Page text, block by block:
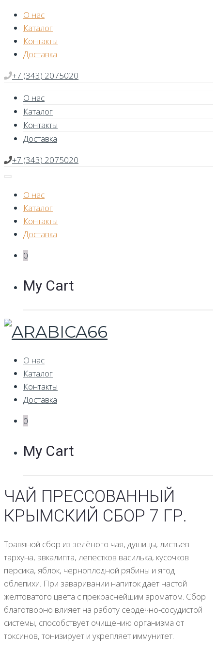
Skip
content
О нас
Каталог
Контакты
Доставка
+7 (343) 2075020
О нас
Каталог
Контакты
Доставка
+7 (343) 2075020
О нас
Каталог
Контакты
Доставка
0
My Cart
О нас
Каталог
Контакты
Доставка
0
My Cart
ЧАЙ ПРЕССОВАННЫЙ
КРЫМСКИЙ СБОР 7 ГР.
Травяной сбор из зелёного чая, душицы, листьев
тархуна, эвкалипта, лепестков василька, кусочков
персика, яблок, черноплодной рябины и ягод
облепихи. При заваривании напиток даёт настой
желтоватого цвета с прекраснейшим ароматом. Сбор
благотворно влияет на работу сердечно-сосудистой
системы, способствует очищению организма от
токсинов, тонизирует и укрепляет иммунитет.